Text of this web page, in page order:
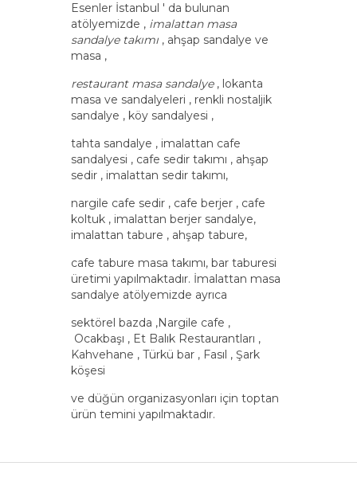
Esenler İstanbul ' da bulunan
atölyemizde , imalattan masa
sandalye takımı , ahşap sandalye ve
masa ,
restaurant masa sandalye , lokanta
masa ve sandalyeleri , renkli nostaljik
sandalye , köy sandalyesi ,
tahta sandalye , imalattan cafe
sandalyesi , cafe sedir takımı , ahşap
sedir , imalattan sedir takımı,
nargile cafe sedir , cafe berjer , cafe
koltuk , imalattan berjer sandalye,
imalattan tabure , ahşap tabure,
cafe tabure masa takımı, bar taburesi
üretimi yapılmaktadır. İmalattan masa
sandalye atölyemizde ayrıca
sektörel bazda ,Nargile cafe ,
Ocakbaşı , Et Balık Restaurantları ,
Kahvehane , Türkü bar , Fasıl , Şark
köşesi
ve düğün organizasyonları için toptan
ürün temini yapılmaktadır.